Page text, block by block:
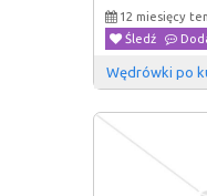
12 miesięcy
Śledź
Wędrówki po